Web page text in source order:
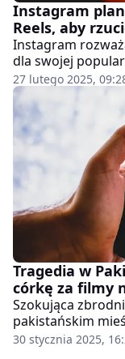
Instagram
Reels, aby
Instagram
dla swojej
może być
TikTokiem,
niepewna.
27 lutego 2025,
Tragedia w
córkę za filmy
Szokująca
pakistańskim
swoją nastoletnią
30 stycznia 2025,